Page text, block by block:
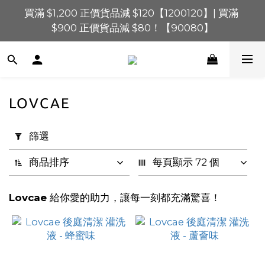
買滿 $1,200 正價貨品減 $120【1200120】| 買滿
$900 正價貨品減 $80！【90080】
買滿 $1,200 正價貨品減 $120【1200120】| 買滿
$900 正價貨品減 $80！【90080】
買滿 $600 正價貨品減 $40【60040】| 買滿 $400 正
📢 系統維護通知 – SHOPLINE Payments FPS將於
2026 年 8 月 9 日（日）凌晨 01:00 至 11:00 暫停交易
買滿 $1,200 正價貨品減 $120【1200120】| 買滿
$900 正價貨品減 $80！【90080】
篩
(0/20)
價格
(HK$)
LOVCAE
篩選
商品排序 每頁顯示 72 個
Lovcae 給你愛的助力，讓每一刻都充滿驚喜！